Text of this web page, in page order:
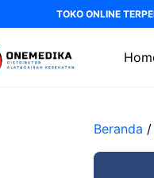
TOKO ONLINE
Beranda